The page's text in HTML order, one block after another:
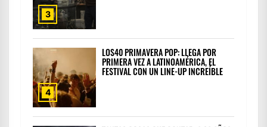
3
4
LOS40 PRIMAVERA POP: LLEGA POR
PRIMERA VEZ A LATINOAMÉRICA, EL
FESTIVAL CON UN LINE-UP INCREÍBLE